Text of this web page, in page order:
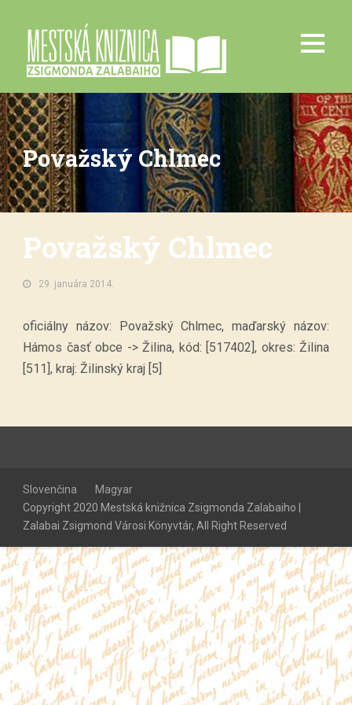
Považský Chlmec
Považský Chlmec
29. januára 2014.
oficiálny názov: Považský Chlmec, maďarský názov:
Hámos časť obce -> Žilina, kód: [517402], okres: Žilina
[511], kraj: Žilinský kraj [5]
Slovenčina
Magyar
Copyright 2020 Mestská knižnica Zsigmonda Zalabaiho |
Zalabai Zsigmond Városi Könyvtár, All Right Reserved